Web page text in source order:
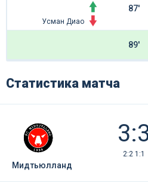
Усман Диао
87'
89'
Статистика матча
2:2 1:1
Мидтьюлланд